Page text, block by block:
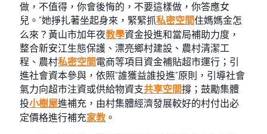
做，不值得，你會後悔的，不要這樣做，你答應女
兒。”她掙扎著坐起身來，緊緊抓私密空間住媽媽金怎
么來？黃山市加年夜教學資金投進和當局補助力度，
整合新安江生態保護、漂亮鄉村建設、農村清潔工
程、農村私密空間電商等項目資金補貼超市運行；引
進社會資本參與，依照“誰獲益誰投進”原則，引導社會
氣力向超市注資或供給物資支共享空間撐；鼓勵集體
投小樹屋進補充，由村集體經濟發展較好的村付出必
定價格進行補充家教 。